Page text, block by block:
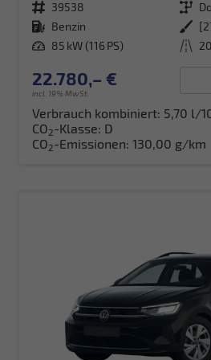
Fahrzeugnr. 39538 Getriebe
Kraftstoff Benzin Außenfarbe
Leistung 85 kW (116 PS) Kilometerstand
22.780,– €
incl. 19% MwSt.
Verbrauch kombiniert: 5,70 l/
CO2-Klasse: D
CO2-Emissionen: 130,00 g/km